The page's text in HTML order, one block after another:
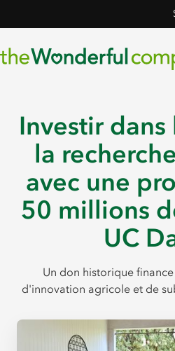
Investir
la
avec une
50 millions
UC
Un don historique
d'innovation agricole et de